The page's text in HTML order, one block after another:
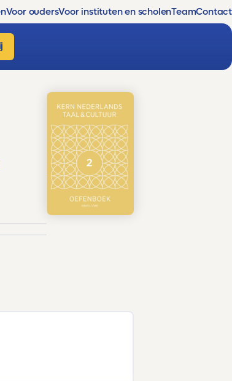
Voor oudersVoor instituten en scholenTeamContact